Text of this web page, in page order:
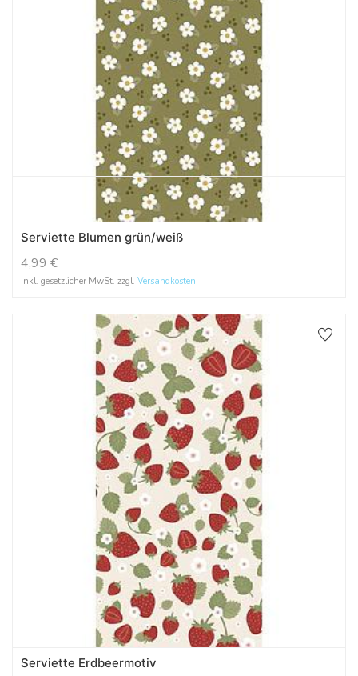
Serviette Blumen grün/weiß
4,99 €
Inkl. gesetzlicher MwSt. zzgl. Versandkosten
Serviette Erdbeermotiv